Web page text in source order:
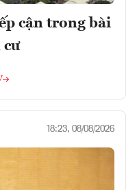
cận trong bài
cư
18:23, 08/08/2026